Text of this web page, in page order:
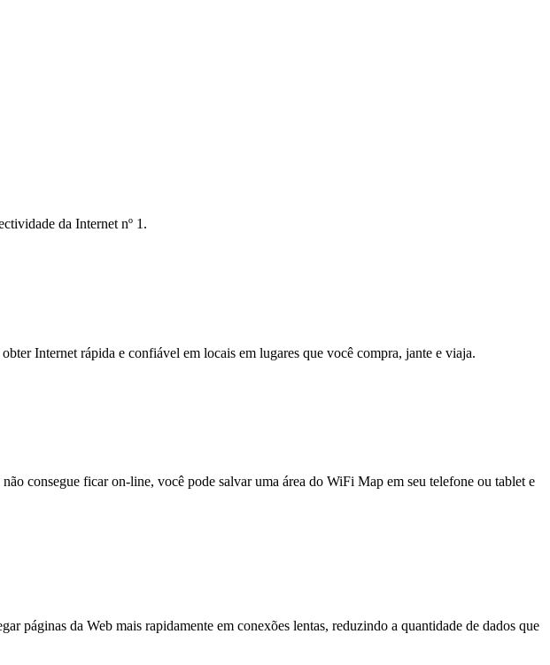
da Internet nº 1.
Internet rápida e confiável em locais em lugares que você compra, jante e viaja.
consegue ficar on-line, você pode salvar uma área do WiFi Map em seu telefone ou tablet e
páginas da Web mais rapidamente em conexões lentas, reduzindo a quantidade de dados que